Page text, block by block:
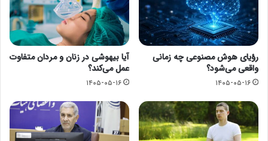
رؤیای هوش مصنوعی چه زمانی
واقعی می‌شود؟
۱۴۰۵-۰۵-۱۶
آیا بیهوشی در زنان و مردان متفاوت
عمل می‌کند؟
۱۴۰۵-۰۵-۱۶